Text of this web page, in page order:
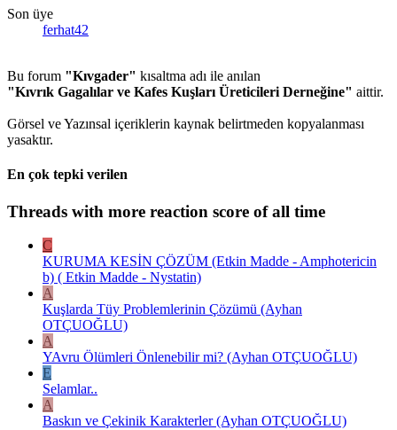
Son üye
ferhat42
Bu forum "Kıvgader" kısaltma adı ile anılan
"Kıvrık Gagalılar ve Kafes Kuşları Üreticileri Derneğine" aittir.
Görsel ve Yazınsal içeriklerin kaynak belirtmeden kopyalanması
yasaktır.
En çok tepki verilen
Threads with more reaction score of all time
C
KURUMA KESİN ÇÖZÜM (Etkin Madde - Amphotericin
b) ( Etkin Madde - Nystatin)
A
Kuşlarda Tüy Problemlerinin Çözümü (Ayhan
OTÇUOĞLU)
A
YAvru Ölümleri Önlenebilir mi? (Ayhan OTÇUOĞLU)
E
Selamlar..
A
Baskın ve Çekinik Karakterler (Ayhan OTÇUOĞLU)